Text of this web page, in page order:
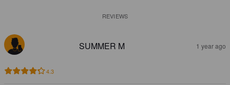
REVIEWS
SUMMER M 1 year ago
4.3